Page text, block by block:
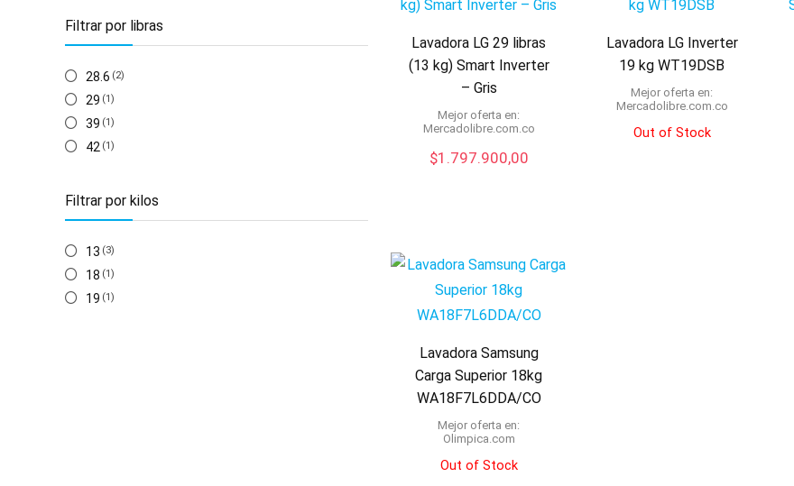
Filtrar por libras
28.6 (2)
29 (1)
39 (1)
42 (1)
Filtrar por kilos
13 (3)
18 (1)
19 (1)
Lavadora LG 29 libras
(13 kg) Smart Inverter
– Gris
Mejor oferta en:
mercadolibre.com.co
$1.797.900,00
Lavadora LG Inverter
19 kg WT19DSB
Mejor oferta en:
mercadolibre.com.co
Out of Stock
Lavadora Samsung
Carga Superior 18kg
WA18F7L6DDA/CO
Mejor oferta en:
olimpica.com
Out of Stock